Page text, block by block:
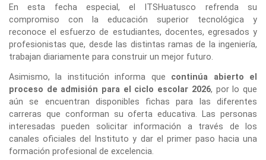
En esta fecha especial, el ITSHuatusco refrenda su
compromiso con la educación superior tecnológica y
reconoce el esfuerzo de estudiantes, docentes, egresados y
profesionistas que, desde las distintas ramas de la ingeniería,
trabajan diariamente para construir un mejor futuro.
Asimismo, la institución informa que continúa abierto el
proceso de admisión para el ciclo escolar 2026, por lo que
aún se encuentran disponibles fichas para las diferentes
carreras que conforman su oferta educativa. Las personas
interesadas pueden solicitar información a través de los
canales oficiales del Instituto y dar el primer paso hacia una
formación profesional de excelencia.